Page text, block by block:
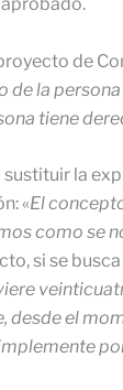
de
de la
tiene
la
«El
como
si se
el